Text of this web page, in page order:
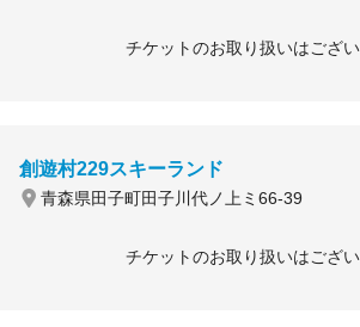
チケットのお取り扱いはござ
創遊村229スキーランド
青森県田子町田子川代ノ上ミ66-39
チケットのお取り扱いはござ